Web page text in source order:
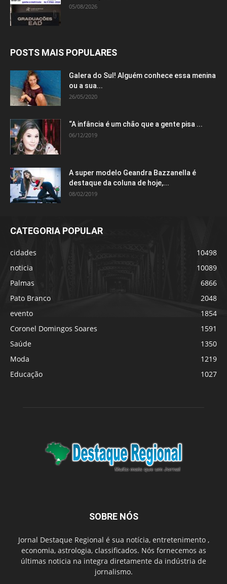
05/08/2026
POSTS MAIS POPULARES
Galera do Sul! Alguém conhece essa menina
ou a sua...
26/05/2020
“A infância é um chão que a gente pisa ...
06/12/2019
A super modelo Geandra Bazzanella é
destaque da coluna de hoje,...
08/02/2019
CATEGORIA POPULAR
cidades
10498
noticia
10089
Palmas
6866
Pato Branco
2048
evento
1854
Coronel Domingos Soares
1591
Saúde
1350
Moda
1219
Educação
1027
SOBRE NÓS
Jornal Destaque Regional é sua notícia, entretenimento ,
economia, astrologia, classificados. Nós fornecemos as
últimas noticia na integra diretamente da indústria de
jornalismo.